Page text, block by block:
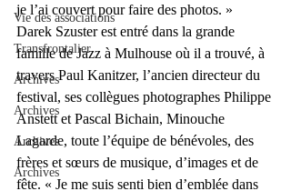
Vie des associations
Transfrontalier
Archives
Archives
Archives
Archives
je l’ai couvert pour faire des photos. »
Darek Szuster est entré dans la grande
famille de Jazz à Mulhouse où il a trouvé, à
travers Paul Kanitzer, l’ancien directeur du
festival, ses collègues photographes Philippe
Anstett et Pascal Bichain, Minouche
Lagarde, toute l’équipe de bénévoles, des
frères et sœurs de musique, d’images et de
fête. « Je me suis senti bien d’emblée dans